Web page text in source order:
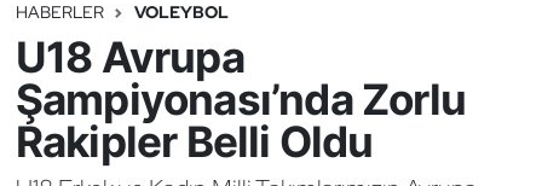
HABERLER VOLEYBOL
U18 Avrupa
Şampiyonası’nda Zorlu
Rakipler Belli Oldu
Binicilik
Bisiklet
Bocce Bowling Dart